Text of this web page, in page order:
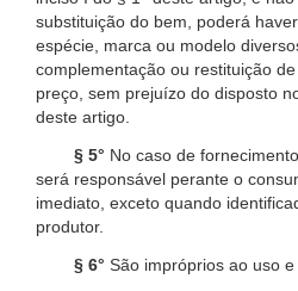
substituição do bem, poderá
espécie, marca ou modelo
complementação ou restituição
preço, sem prejuízo do disposto
deste artigo.
§ 5° No caso de
será responsável perante o
imediato, exceto quando
produtor.
§ 6° São impróprios ao uso